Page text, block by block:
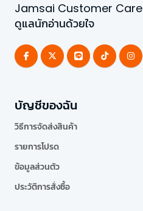
Jamsai Customer Care
ดูแลนักอ่านด้วยใจ
บัญชีของฉัน
วิธีการจัดส่งสินค้า
รายการโปรด
ข้อมูลส่วนตัว
ประวัติการสั่งซื้อ